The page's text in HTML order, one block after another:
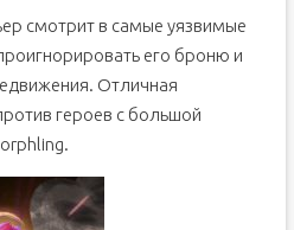
смотрит в самые уязвимые
его броню и
Отличная
героев с большой